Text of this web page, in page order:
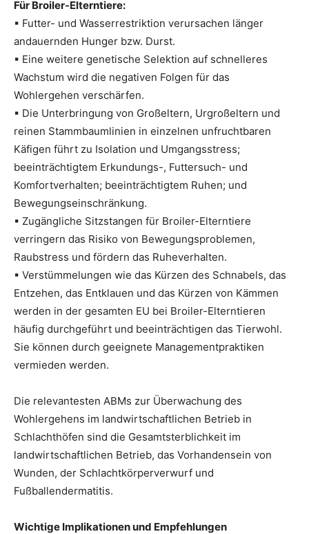
Für Broiler-Elterntiere:
▪ Futter- und Wasserrestriktion verursachen länger
andauernden Hunger bzw. Durst.
▪ Eine weitere genetische Selektion auf schnelleres
Wachstum wird die negativen Folgen für das
Wohlergehen verschärfen.
▪ Die Unterbringung von Großeltern, Urgroßeltern und
reinen Stammbaumlinien in einzelnen unfruchtbaren
Käfigen führt zu Isolation und Umgangsstress;
beeinträchtigtem Erkundungs-, Futtersuch- und
Komfortverhalten; beeinträchtigtem Ruhen; und
Bewegungseinschränkung.
▪ Zugängliche Sitzstangen für Broiler-Elterntiere
verringern das Risiko von Bewegungsproblemen,
Raubstress und fördern das Ruheverhalten.
▪ Verstümmelungen wie das Kürzen des Schnabels, das
Entzehen, das Entklauen und das Kürzen von Kämmen
werden in der gesamten EU bei Broiler-Elterntieren
häufig durchgeführt und beeinträchtigen das Tierwohl.
Sie können durch geeignete Managementpraktiken
vermieden werden.
Die relevantesten ABMs zur Überwachung des
Wohlergehens im landwirtschaftlichen Betrieb in
Schlachthöfen sind die Gesamtsterblichkeit im
landwirtschaftlichen Betrieb, das Vorhandensein von
Wunden, der Schlachtkörperverwurf und
Fußballendermatitis.
Wichtige Implikationen und Empfehlungen